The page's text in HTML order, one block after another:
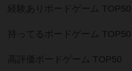
経験ありボードゲーム TOP50
持ってるボードゲーム TOP50
高評価ボードゲーム TOP50